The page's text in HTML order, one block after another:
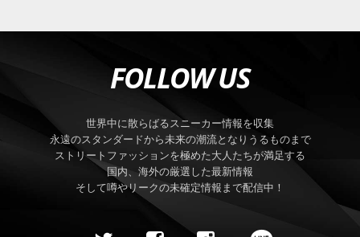
FOLLOW US
世界中に散らばるスニーカー情報を収集
永遠のスタンダードから未来の潮流となりうるものまで
ストリートファッションを極めた大人たちが満足する
国内、海外の厳選した最新情報
そして噂やリークの未確定情報まで配信中！